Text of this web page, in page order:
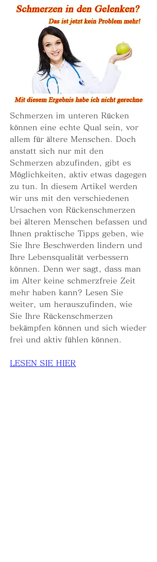
Schmerzen im unteren Rücken
können eine echte Qual sein, vor
allem für ältere Menschen. Doch
anstatt sich nur mit den
Schmerzen abzufinden, gibt es
Möglichkeiten, aktiv etwas dagegen
zu tun. In diesem Artikel werden
wir uns mit den verschiedenen
Ursachen von Rückenschmerzen
bei älteren Menschen befassen und
Ihnen praktische Tipps geben, wie
Sie Ihre Beschwerden lindern und
Ihre Lebensqualität verbessern
können. Denn wer sagt, dass man
im Alter keine schmerzfreie Zeit
mehr haben kann? Lesen Sie
weiter, um herauszufinden, wie
Sie Ihre Rückenschmerzen
bekämpfen können und sich wieder
frei und aktiv fühlen können.
LESEN SIE HIER